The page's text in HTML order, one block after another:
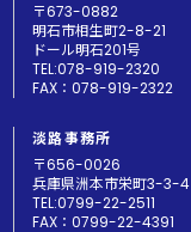
〒673-0882
明石市相生町2-8-21
ドール明石201号
TEL:078-919-2320
FAX：078-919-2322
淡路事務所
〒656-0026
兵庫県洲本市栄町3-3-4
TEL:0799-22-2511
FAX：0799-22-4391